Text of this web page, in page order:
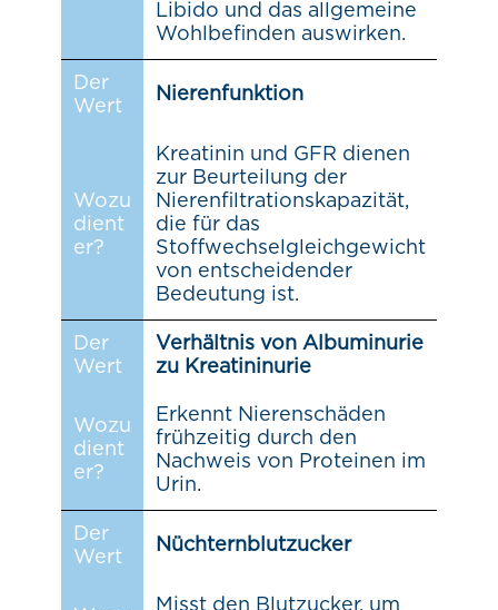
Libido und das allgemeine
Wohlbefinden auswirken.
Der
Wert
Nierenfunktion
Wozu
dient
er?
Kreatinin und GFR dienen
zur Beurteilung der
Nierenfiltrationskapazität,
die für das
Stoffwechselgleichgewicht
von entscheidender
Bedeutung ist.
Der
Wert
Verhältnis von Albuminurie
zu Kreatininurie
Wozu
dient
er?
Erkennt Nierenschäden
frühzeitig durch den
Nachweis von Proteinen im
Urin.
Der
Wert
Nüchternblutzucker
Misst den Blutzucker, um